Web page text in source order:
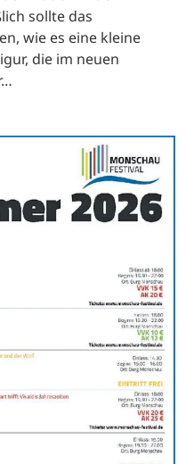
sollte das
wie es eine kleine
die im neuen